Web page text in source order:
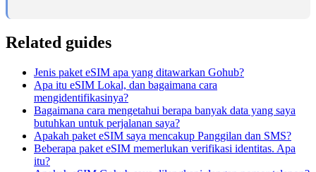
Related guides
Jenis paket eSIM apa yang ditawarkan Gohub?
Apa itu eSIM Lokal, dan bagaimana cara
mengidentifikasinya?
Bagaimana cara mengetahui berapa banyak data yang saya
butuhkan untuk perjalanan saya?
Apakah paket eSIM saya mencakup Panggilan dan SMS?
Beberapa paket eSIM memerlukan verifikasi identitas. Apa
itu?